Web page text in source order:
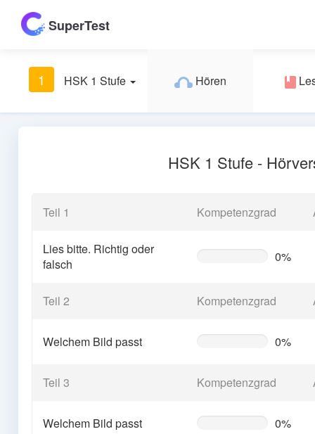
SuperTest
1 HSK 1 Stufe Hören
HSK 1 Stufe -
Teil 1 Kompetenzgrad
Lies bitte. Richtig oder
falsch
0%
Teil 2 Kompetenzgrad
Welchem Bild passt 0%
Teil 3 Kompetenzgrad
Welchem Bild passt 0%